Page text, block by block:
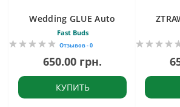
Wedding GLUE Auto
Fast Buds
Отзывов - 0
650.00 грн.
КУПИТЬ